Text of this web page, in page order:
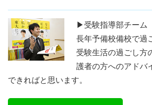
▶受験指導部チーム
長年予備校備校で過
受験生活の過ごし方
護者の方へのアドバ
できればと思います。